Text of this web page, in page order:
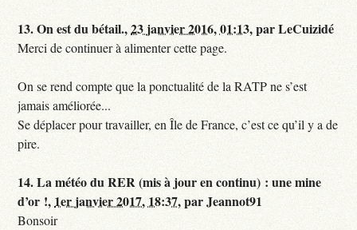
13.On est du bétail.,23 janvier 2016, 01:13,parLeCuizidé
Merci de continuer à alimenter cette page.
On se rend compte que la ponctualité de la RATP ne s’est
jamais améliorée...
Se déplacer pour travailler, en Île de France, c’est ce qu’il y a de
pire.
14.La météo du RER (mis à jour en continu) : une mine
d’or !, 1er janvier 2017, 18:37,parJeannot91
Bonsoir